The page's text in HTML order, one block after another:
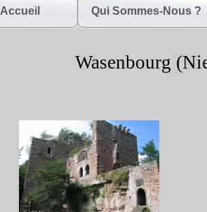
Accueil Qui Sommes-Nous ?
Wasenbourg